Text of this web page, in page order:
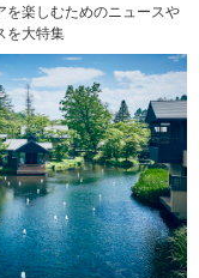
を楽しむためのニュースや
を大特集